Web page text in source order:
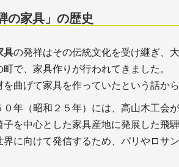
の家具」の歴史
具の発祥はその伝統文化を受け継ぎ、
町で、家具作りが行われてきました。
を曲げて家具を作っていたという話か
０年（昭和２５年）には、高山木工会
子を中心とした家具産地に発展した飛
界に向けて発信するため、パリやロサ